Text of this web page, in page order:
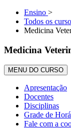
Ensino >
Todos os
Medicina
Medicina
MENU DO CURSO
Apresentação
Docentes
Disciplinas
Grade de
Fale com a